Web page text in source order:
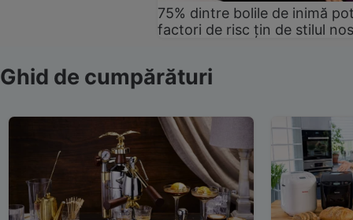
75% dintre bolile de inimă
factori de risc țin de stilul
Ghid de cumpărături